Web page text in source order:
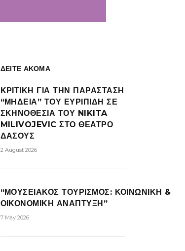
ΔΕΙΤΕ ΑΚΟΜΑ
ΚΡΙΤΙΚΗ ΓΙΑ ΤΗΝ ΠΑΡΑΣΤΑΣΗ
“ΜΗΔΕΙΑ” ΤΟΥ ΕΥΡΙΠΙΔΗ ΣΕ
ΣΚΗΝΟΘΕΣΙΑ ΤΟΥ NIKITA
MILIVOJEVIC ΣΤΟ ΘΕΑΤΡΟ
ΔΑΣΟΥΣ
2 August 2026
“ΜΟΥΣΕΙΑΚΟΣ ΤΟΥΡΙΣΜΟΣ: ΚΟΙΝΩΝΙΚΗ &
ΟΙΚΟΝΟΜΙΚΗ ΑΝΑΠΤΥΞΗ”
7 May 2026